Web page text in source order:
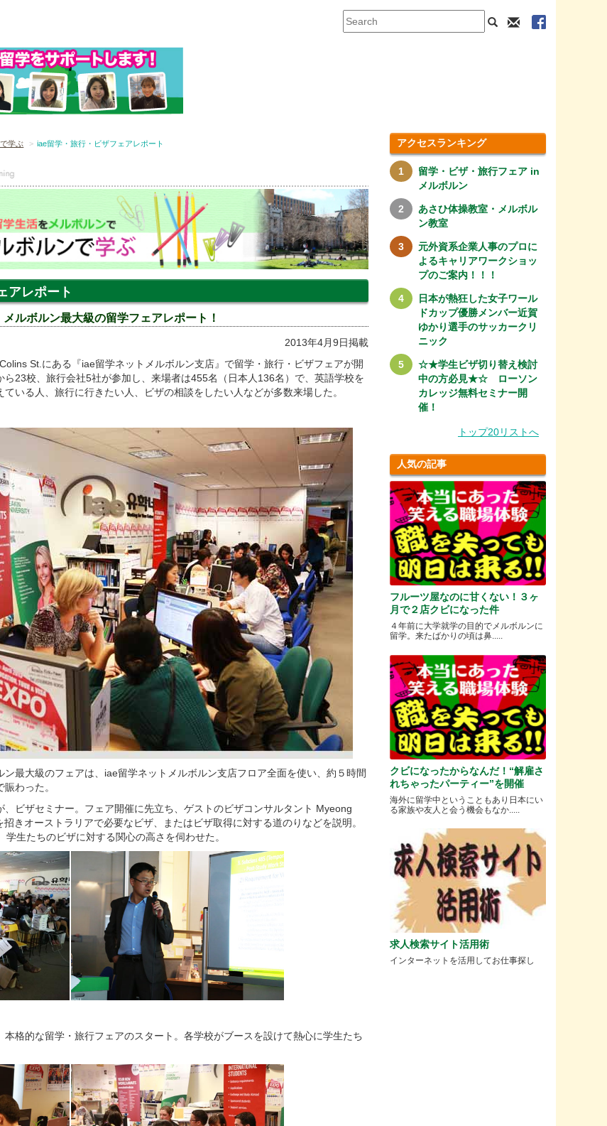
学ぶ iae留学・旅行・ビザフェアレポート
アレポート
ルボルン最大級の留学フェアレポート！
2013年4月9日掲載
St.にある『iae留学ネットメルボルン支店』で留学・旅行・ビザフェアが開
ら23校、旅行会社5社が参加し、来場者は455名（日本人136名）で、英語学校を
いる人、旅行に行きたい人、ビザの相談をしたい人などが多数来場した。
最大級のフェアは、iae留学ネットメルボルン支店フロア全面を使い、約５時間
わった。
ビザセミナー。フェア開催に先立ち、ゲストのビザコンサルタント Myeong
きオーストラリアで必要なビザ、またはビザ取得に対する道のりなどを説明。
生たちのビザに対する関心の高さを伺わせた。
本格的な留学・旅行フェアのスタート。各学校がブースを設けて熱心に学生たち
アクセスランキング
留学・ビザ・旅行フェア in
メルボルン
あさひ体操教室・メルボル
ン教室
元外資系企業人事のプロに
よるキャリアワークショッ
プのご案内！！！
日本が熱狂した女子ワール
ドカップ優勝メンバー近賀
ゆかり選手のサッカークリ
ニック
☆★学生ビザ切り替え検討
中の方必見★☆ ローソン
カレッジ無料セミナー開
催！
トップ20リストへ
人気の記事
フルーツ屋なのに甘くない！３ヶ
月で２店クビになった件
４年前に大学就学の目的でメルボルンに
留学。来たばかりの頃は鼻.....
クビになったからなんだ！“解雇さ
れちゃったパーティー”を開催
海外に留学中ということもあり日本にい
る家族や友人と会う機会もなか.....
求人検索サイト活用術
インターネットを活用してお仕事探し